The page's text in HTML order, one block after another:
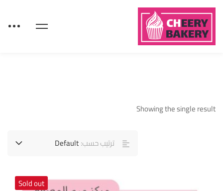
Showing the single result
ترتيب حسب:Default
Sold out